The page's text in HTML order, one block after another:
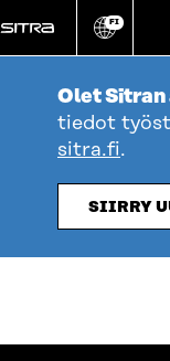
suoraan
sisältöön
Vaihda
kieli
FI
Olet
tiedot
sitra.fi.
SIIRRY